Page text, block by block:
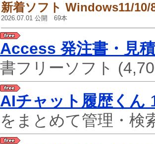
新着ソフト Windows11/10/
2026.07.01 公開 69本
Access 発注書・見
書フリーソフト
AIチャット履歴くん
をまとめて管理・検